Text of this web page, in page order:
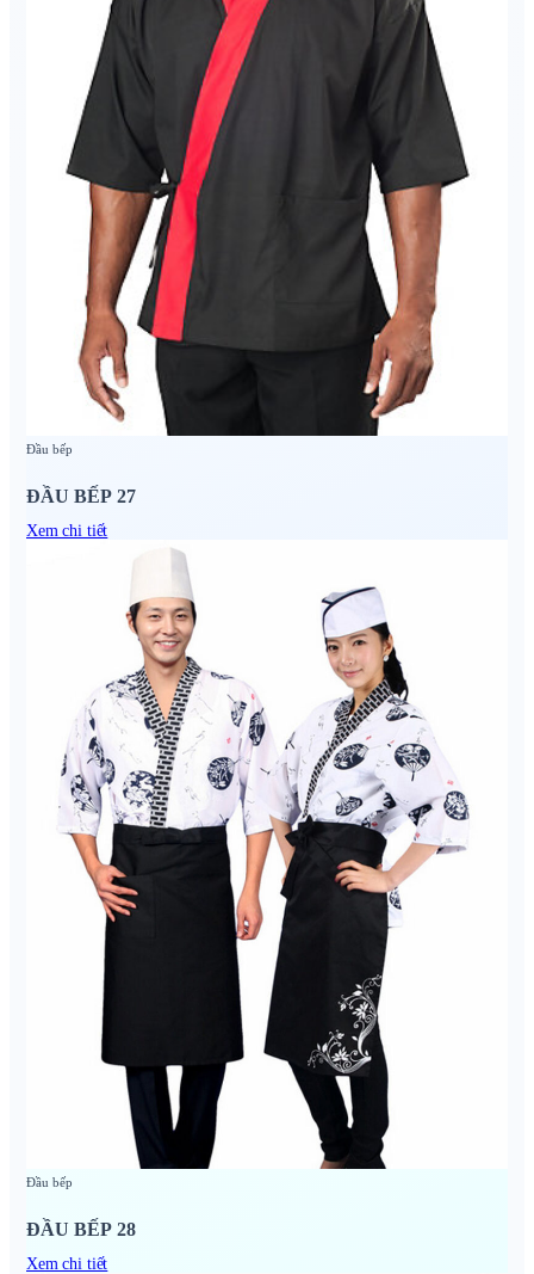
Đầu bếp
ĐẦU BẾP 27
Xem chi tiết
Đầu bếp
ĐẦU BẾP 28
Xem chi tiết